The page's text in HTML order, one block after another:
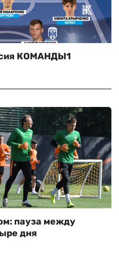
КОМАНДЫ1
пауза между
дня